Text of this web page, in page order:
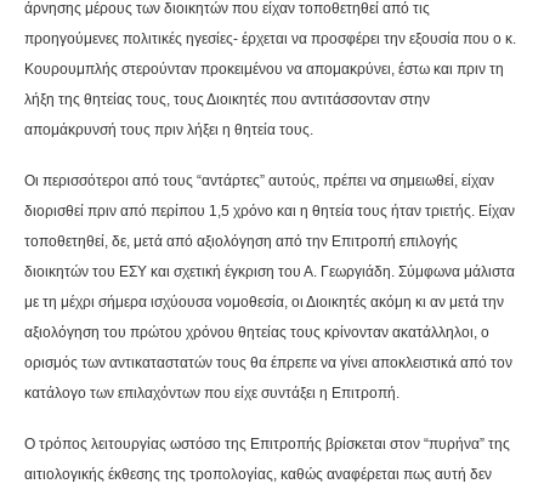
άρνησης μέρους των διοικητών που είχαν τοποθετηθεί από τις
προηγούμενες πολιτικές ηγεσίες- έρχεται να προσφέρει την εξουσία που ο κ.
Κουρουμπλής στερούνταν προκειμένου να απομακρύνει, έστω και πριν τη
λήξη της θητείας τους, τους Διοικητές που αντιτάσσονταν στην
απομάκρυνσή τους πριν λήξει η θητεία τους.
Οι περισσότεροι από τους “αντάρτες” αυτούς, πρέπει να σημειωθεί, είχαν
διορισθεί πριν από περίπου 1,5 χρόνο και η θητεία τους ήταν τριετής. Είχαν
τοποθετηθεί, δε, μετά από αξιολόγηση από την Επιτροπή επιλογής
διοικητών του ΕΣΥ και σχετική έγκριση του Α. Γεωργιάδη. Σύμφωνα μάλιστα
με τη μέχρι σήμερα ισχύουσα νομοθεσία, οι Διοικητές ακόμη κι αν μετά την
αξιολόγηση του πρώτου χρόνου θητείας τους κρίνονταν ακατάλληλοι, ο
ορισμός των αντικαταστατών τους θα έπρεπε να γίνει αποκλειστικά από τον
κατάλογο των επιλαχόντων που είχε συντάξει η Επιτροπή.
Ο τρόπος λειτουργίας ωστόσο της Επιτροπής βρίσκεται στον “πυρήνα” της
αιτιολογικής έκθεσης της τροπολογίας, καθώς αναφέρεται πως αυτή δεν